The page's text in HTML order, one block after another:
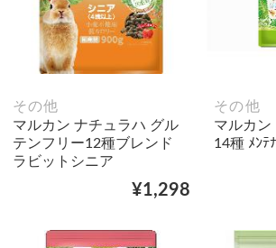
その他
マルカン ナチュラハ グル
テンフリー12種ブレンド
ラビットシニア
¥1,298
その他
マルカン
14種 ﾒﾝﾃ